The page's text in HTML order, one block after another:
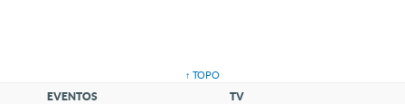
↑ TOPO
EVENTOS TV